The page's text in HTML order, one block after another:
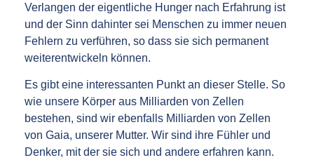
Verlangen der eigentliche Hunger nach Erfahrung ist
und der Sinn dahinter sei Menschen zu immer neuen
Fehlern zu verführen, so dass sie sich permanent
weiterentwickeln können.
Es gibt eine interessanten Punkt an dieser Stelle. So
wie unsere Körper aus Milliarden von Zellen
bestehen, sind wir ebenfalls Milliarden von Zellen
von Gaia, unserer Mutter. Wir sind ihre Fühler und
Denker, mit der sie sich und andere erfahren kann.